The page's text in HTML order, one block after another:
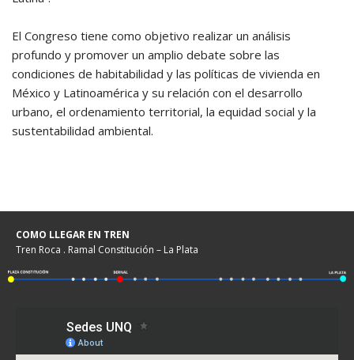
El Congreso tiene como objetivo realizar un análisis
profundo y promover un amplio debate sobre las
condiciones de habitabilidad y las políticas de vivienda en
México y Latinoamérica y su relación con el desarrollo
urbano, el ordenamiento territorial, la equidad social y la
sustentabilidad ambiental.
COMO LLEGAR EN TREN
Tren Roca . Ramal Constitución – La Plata